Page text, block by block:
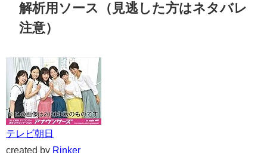
解析用ソース（見逃した方はネタバレ
注意）
テレビ朝日
created by Rinker